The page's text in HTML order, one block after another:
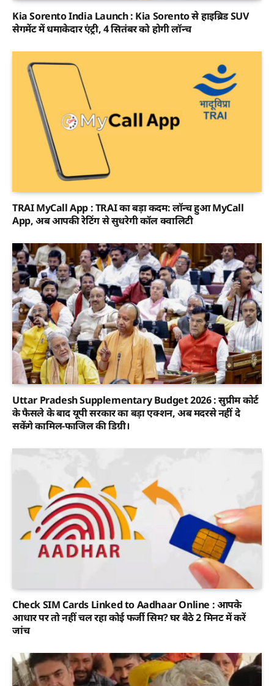
Kia Sorento India Launch : Kia Sorento से हाइब्रिड SUV
सेगमेंट में धमाकेदार एंट्री, 4 सितंबर को होगी लॉन्च
TRAI MyCall App : TRAI का बड़ा कदम: लॉन्च हुआ MyCall
App, अब आपकी रेटिंग से सुधरेगी कॉल क्वालिटी
Uttar Pradesh Supplementary Budget 2026 : सुप्रीम कोर्ट
के फैसले के बाद यूपी सरकार का बड़ा एक्शन, अब मदरसे नहीं दे
सकेंगे कामिल-फाजिल की डिग्री।
Check SIM Cards Linked to Aadhaar Online : आपके
आधार पर तो नहीं चल रहा कोई फर्जी सिम? घर बैठे 2 मिनट में करें
जांच